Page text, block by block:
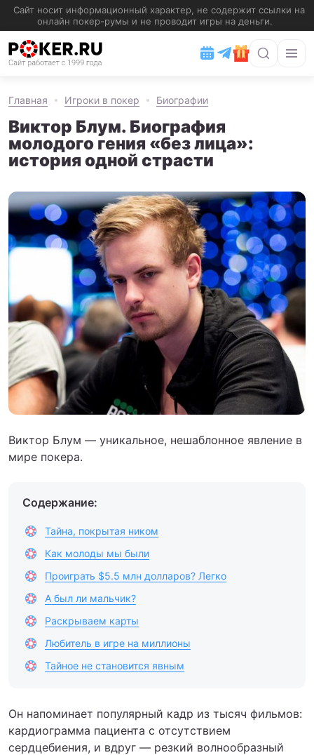
Главная Игроки в покер Биографии
Виктор Блум. Биография
молодого гения «без лица»:
история одной страсти
Виктор Блум — уникальное, нешаблонное явление в
мире покера.
Содержание:
Тайна, покрытая ником
Как молоды мы были
Проиграть $5.5 млн долларов? Легко
А был ли мальчик?
Раскрываем карты
Любитель в игре на миллионы
Тайное не становится явным
Он напоминает популярный кадр из тысяч фильмов:
кардиограмма пациента с отсутствием
сердцебиения, и вдруг — резкий волнообразный